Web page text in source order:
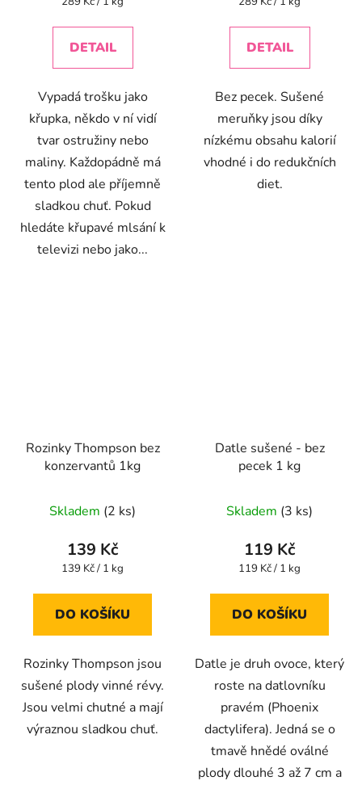
z
DETAIL
Vypadá trošku jako
křupka, někdo v ní vidí
tvar ostružiny nebo
maliny. Každopádně má
tento plod ale příjemně
sladkou chuť. Pokud
hledáte křupavé mlsání k
televizi nebo jako...
z
DETAIL
Bez pecek. Sušené
meruňky jsou díky
nízkému obsahu kalorií
vhodné i do redukčních
diet.
Rozinky Thompson bez
konzervantů 1kg
hodnocení
produktu
je
z
Skladem (2 ks)
139 Kč
Měrná
139 Kč / 1 kg
DO KOŠÍKU
Rozinky Thompson jsou
sušené plody vinné révy.
Jsou velmi chutné a mají
výraznou sladkou chuť.
Datle sušené - bez
pecek 1 kg
hodnocení
produktu
je
z
Skladem (3 ks)
119 Kč
Měrná
119 Kč / 1 kg
DO KOŠÍKU
Datle je druh ovoce, který
roste na datlovníku
pravém (Phoenix
dactylifera). Jedná se o
tmavě hnědé oválné
plody dlouhé 3 až 7 cm a